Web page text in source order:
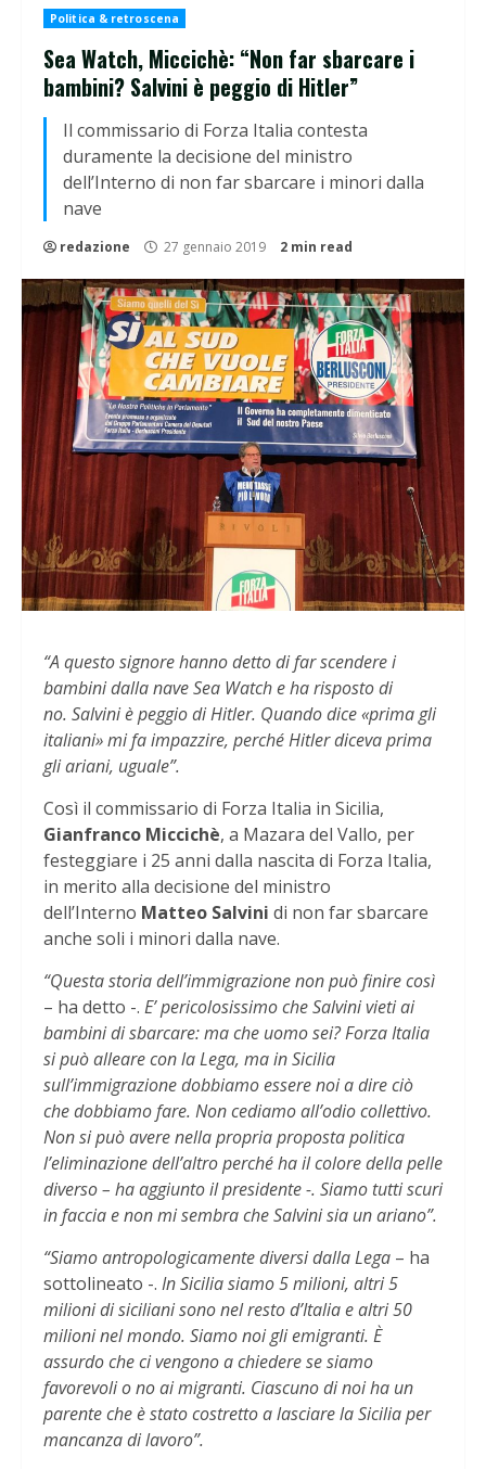
Politica & retroscena
Sea Watch, Miccichè: “Non far sbarcare i
bambini? Salvini è peggio di Hitler”
Il commissario di Forza Italia contesta
duramente la decisione del ministro
dell’Interno di non far sbarcare i minori dalla
nave
redazione 27 gennaio 2019 2 min read
“A questo signore hanno detto di far scendere i
bambini dalla nave Sea Watch e ha risposto di
no. Salvini è peggio di Hitler. Quando dice «prima gli
italiani» mi fa impazzire, perché Hitler diceva prima
gli ariani, uguale”.
Così il commissario di Forza Italia in Sicilia,
Gianfranco Miccichè, a Mazara del Vallo, per
festeggiare i 25 anni dalla nascita di Forza Italia,
in merito alla decisione del ministro
dell’Interno Matteo Salvini di non far sbarcare
anche soli i minori dalla nave.
“Questa storia dell’immigrazione non può finire così
– ha detto -. E’ pericolosissimo che Salvini vieti ai
bambini di sbarcare: ma che uomo sei? Forza Italia
si può alleare con la Lega, ma in Sicilia
sull’immigrazione dobbiamo essere noi a dire ciò
che dobbiamo fare. Non cediamo all’odio collettivo.
Non si può avere nella propria proposta politica
l’eliminazione dell’altro perché ha il colore della pelle
diverso – ha aggiunto il presidente -. Siamo tutti scuri
in faccia e non mi sembra che Salvini sia un ariano”.
“Siamo antropologicamente diversi dalla Lega – ha
sottolineato -. In Sicilia siamo 5 milioni, altri 5
milioni di siciliani sono nel resto d’Italia e altri 50
milioni nel mondo. Siamo noi gli emigranti. È
assurdo che ci vengono a chiedere se siamo
favorevoli o no ai migranti. Ciascuno di noi ha un
parente che è stato costretto a lasciare la Sicilia per
mancanza di lavoro”.